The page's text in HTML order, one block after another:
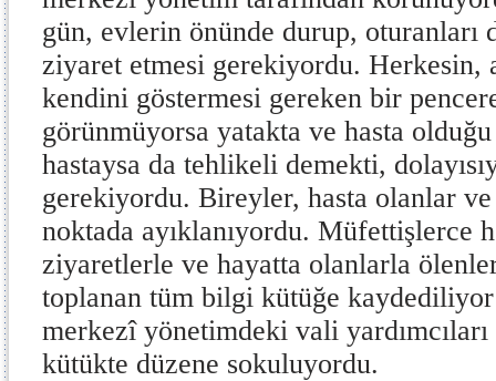
gün, evlerin önünde durup, oturanları
ziyaret etmesi gerekiyordu. Herkesin,
kendini göstermesi gereken bir
görünmüyorsa yatakta ve hasta olduğu
hastaysa da tehlikeli demekti,
gerekiyordu. Bireyler, hasta olanlar
noktada ayıklanıyordu. Müfettişlerce
ziyaretlerle ve hayatta olanlarla
toplanan tüm bilgi kütüğe
merkezî yönetimdeki vali
kütükte düzene sokuluyordu.